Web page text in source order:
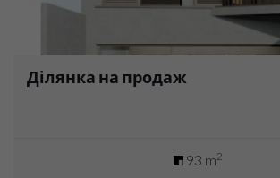
Ділянка на продаж
93 m2